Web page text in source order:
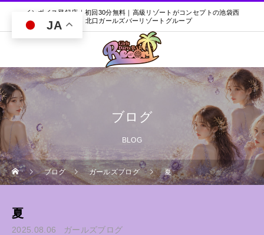
インボイス登録店｜初回30分無料｜高級リゾートがコンセプトの池袋西
口・北口ガールズバーリゾートグループ
ブログ
BLOG
ブログ ガールズブログ 夏
夏
2025.08.06 ガールズブログ
JA